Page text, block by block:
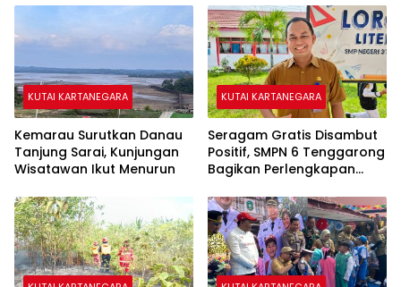
KUTAI KARTANEGARA
Kemarau Surutkan Danau
Tanjung Sarai, Kunjungan
Wisatawan Ikut Menurun
KUTAI KARTANEGARA
Seragam Gratis Disambut
Positif, SMPN 6 Tenggarong
Bagikan Perlengkapan